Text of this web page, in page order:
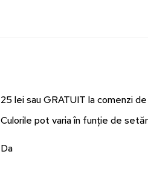
25 lei sau GRATUIT la comenzi
Culorile pot varia în funție de
Da